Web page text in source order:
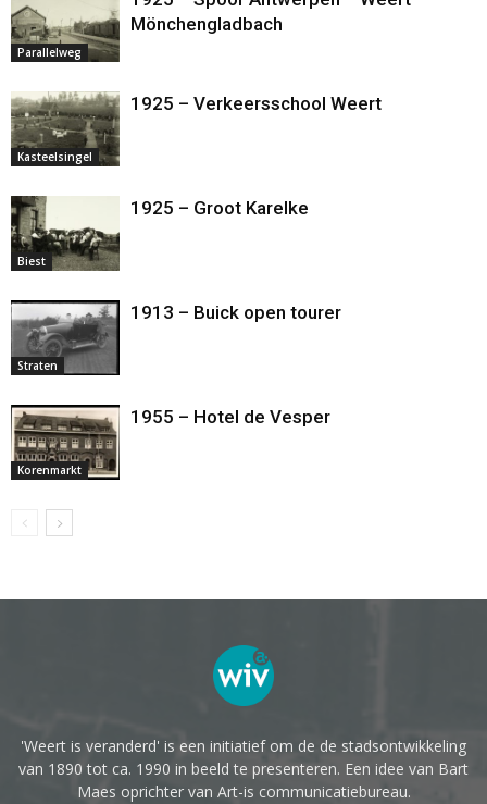
Parallelweg
Mönchengladbach
Kasteelsingel
1925 – Verkeersschool Weert
Biest
1925 – Groot Karelke
Straten
1913 – Buick open tourer
Korenmarkt
1955 – Hotel de Vesper
'Weert is veranderd' is een initiatief om de de stadsontwikkeling
van 1890 tot ca. 1990 in beeld te presenteren. Een idee van Bart
Maes oprichter van Art-is communicatiebureau.